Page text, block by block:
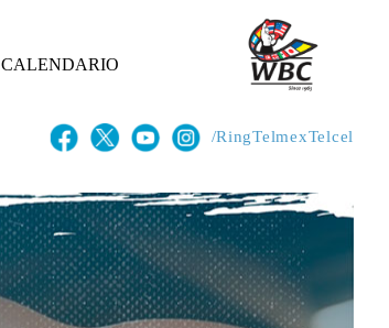
CALENDARIO
/RingTelmexTelcel